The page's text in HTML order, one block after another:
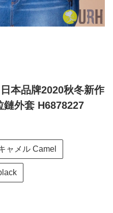
本品牌2020秋冬新作
外套 H6878227
ャメル Camel